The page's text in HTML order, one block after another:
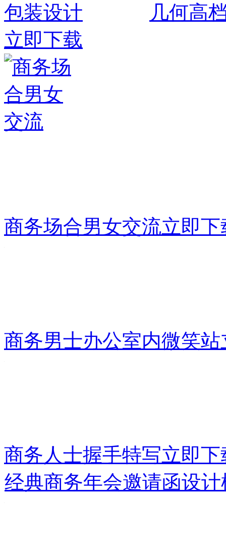
几何高
立即下载
商务场合男女交流立即下
商务男士办公室内微笑站
商务人士握手特写立即下
经典商务年会邀请函设计